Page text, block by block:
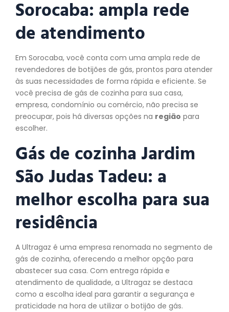
Sorocaba: ampla rede
de atendimento
Em Sorocaba, você conta com uma ampla rede de
revendedores de botijões de gás, prontos para atender
às suas necessidades de forma rápida e eficiente. Se
você precisa de gás de cozinha para sua casa,
empresa, condomínio ou comércio, não precisa se
preocupar, pois há diversas opções na região para
escolher.
Gás de cozinha Jardim
São Judas Tadeu: a
melhor escolha para sua
residência
A Ultragaz é uma empresa renomada no segmento de
gás de cozinha, oferecendo a melhor opção para
abastecer sua casa. Com entrega rápida e
atendimento de qualidade, a Ultragaz se destaca
como a escolha ideal para garantir a segurança e
praticidade na hora de utilizar o botijão de gás.